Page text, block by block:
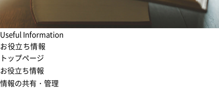
Useful Information
お役立ち情報
トップページ
お役立ち情報
情報の共有・管理